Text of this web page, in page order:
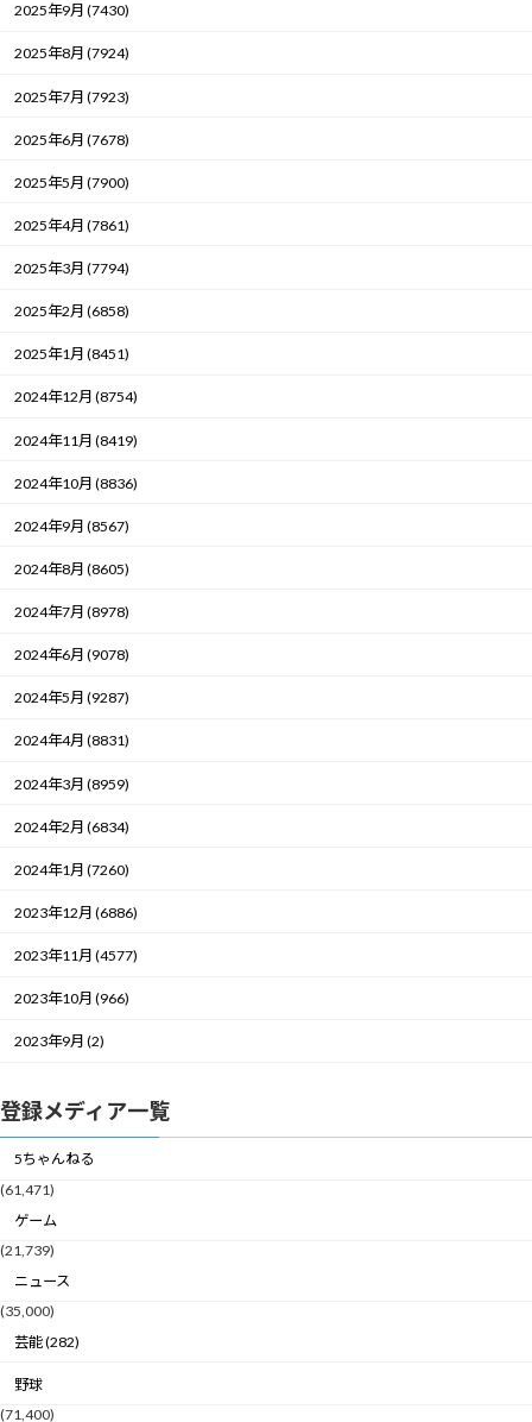
2025年9月 (7430)
2025年8月 (7924)
2025年7月 (7923)
2025年6月 (7678)
2025年5月 (7900)
2025年4月 (7861)
2025年3月 (7794)
2025年2月 (6858)
2025年1月 (8451)
2024年12月 (8754)
2024年11月 (8419)
2024年10月 (8836)
2024年9月 (8567)
2024年8月 (8605)
2024年7月 (8978)
2024年6月 (9078)
2024年5月 (9287)
2024年4月 (8831)
2024年3月 (8959)
2024年2月 (6834)
2024年1月 (7260)
2023年12月 (6886)
2023年11月 (4577)
2023年10月 (966)
2023年9月 (2)
登録メディア一覧
5ちゃんねる
(61,471)
ゲーム
(21,739)
ニュース
(35,000)
芸能 (282)
野球
(71,400)